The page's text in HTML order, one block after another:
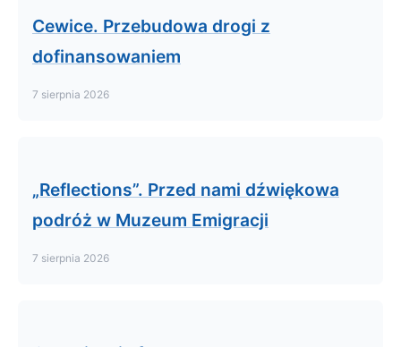
Cewice. Przebudowa drogi z
dofinansowaniem
7 sierpnia 2026
„Reflections”. Przed nami dźwiękowa
podróż w Muzeum Emigracji
7 sierpnia 2026